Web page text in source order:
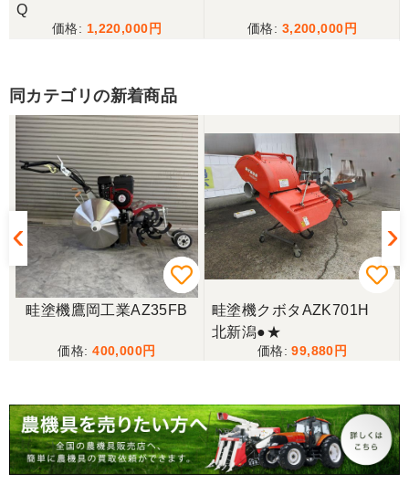
Q
1,220,000 3,200,000
同カテゴリの新着商品
畦塗機鷹岡工業AZ35FB
400,000
畦塗機クボタAZK701H
北新潟●★
99,880